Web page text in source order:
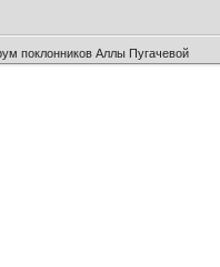
поклонников Аллы Пугачевой